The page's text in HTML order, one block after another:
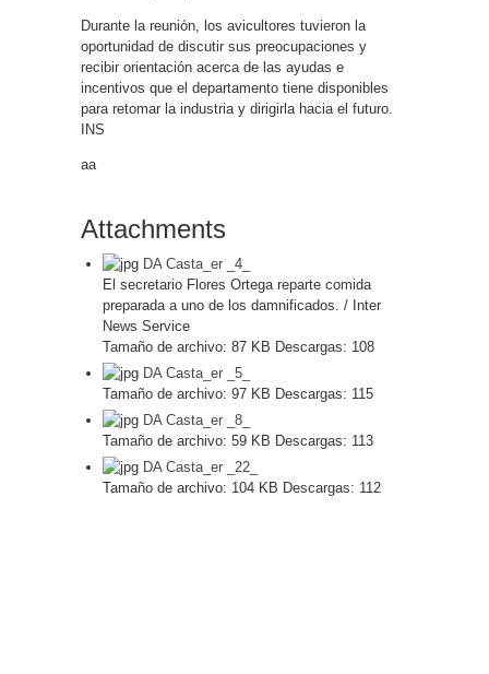
Durante la reunión, los avicultores tuvieron la
oportunidad de discutir sus preocupaciones y
recibir orientación acerca de las ayudas e
incentivos que el departamento tiene disponibles
para retomar la industria y dirigirla hacia el futuro.
INS
aa
Attachments
DA Casta_er _4_
El secretario Flores Ortega reparte comida
preparada a uno de los damnificados. / Inter
News Service
Tamaño de archivo: 87 KB Descargas: 108
DA Casta_er _5_
Tamaño de archivo: 97 KB Descargas: 115
DA Casta_er _8_
Tamaño de archivo: 59 KB Descargas: 113
DA Casta_er _22_
Tamaño de archivo: 104 KB Descargas: 112